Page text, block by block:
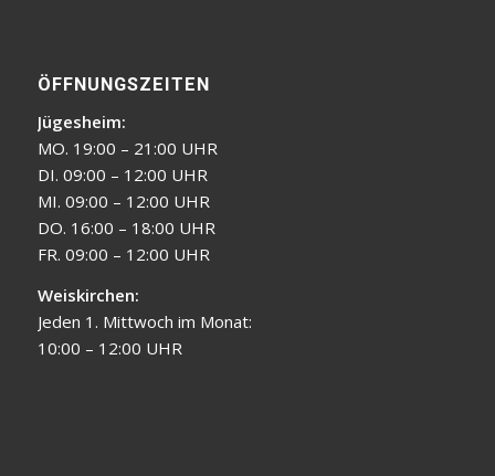
ÖFFNUNGSZEITEN
Jügesheim:
MO. 19:00 – 21:00 UHR
DI. 09:00 – 12:00 UHR
MI. 09:00 – 12:00 UHR
DO. 16:00 – 18:00 UHR
FR. 09:00 – 12:00 UHR
Weiskirchen:
Jeden 1. Mittwoch im Monat:
10:00 – 12:00 UHR